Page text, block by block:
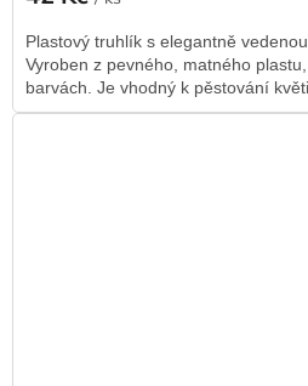
Plastový truhlík s elegantně
Vyroben z pevného, matného
barvách. Je vhodný k pěstování